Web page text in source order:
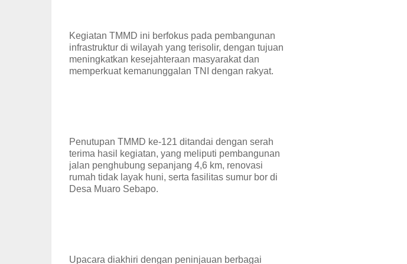
Kegiatan TMMD ini berfokus pada pembangunan
infrastruktur di wilayah yang terisolir, dengan tujuan
meningkatkan kesejahteraan masyarakat dan
memperkuat kemanunggalan TNI dengan rakyat.
Penutupan TMMD ke-121 ditandai dengan serah
terima hasil kegiatan, yang meliputi pembangunan
jalan penghubung sepanjang 4,6 km, renovasi
rumah tidak layak huni, serta fasilitas sumur bor di
Desa Muaro Sebapo.
Upacara diakhiri dengan peninjauan berbagai